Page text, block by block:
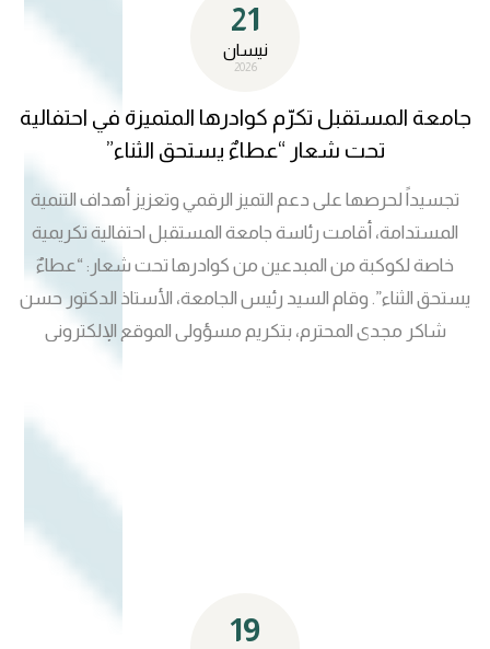
أن هذه الزيارة تعكس توجه جامعة المستقبل نحو الانفتاح
الأكاديمي وتبني معايير الجودة العالمية.
21
نيسان
2026
جامعة المستقبل تكرّم كوادرها المتميزة في احتفالية
تحت شعار “عطاءٌ يستحق الثناء”
تجسيداً لحرصها على دعم التميز الرقمي وتعزيز أهداف التنمية
المستدامة، أقامت رئاسة جامعة المستقبل احتفالية تكريمية
خاصة لكوكبة من المبدعين من كوادرها تحت شعار: “عطاءٌ
يستحق الثناء”. وقام السيد رئيس الجامعة، الأستاذ الدكتور حسن
شاكر مجدي المحترم، بتكريم مسؤولي الموقع الإلكتروني
19